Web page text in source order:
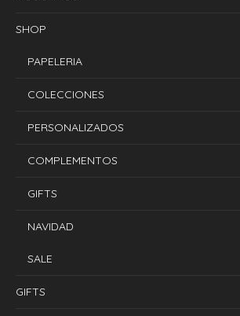
SHOP
PAPELERIA
COLECCIONES
PERSONALIZADOS
COMPLEMENTOS
GIFTS
NAVIDAD
SALE
GIFTS